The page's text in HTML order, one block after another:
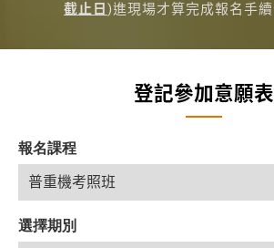
截止日 )進現場才算完成報名手續
登記參加意願表
報名課程
選擇期別